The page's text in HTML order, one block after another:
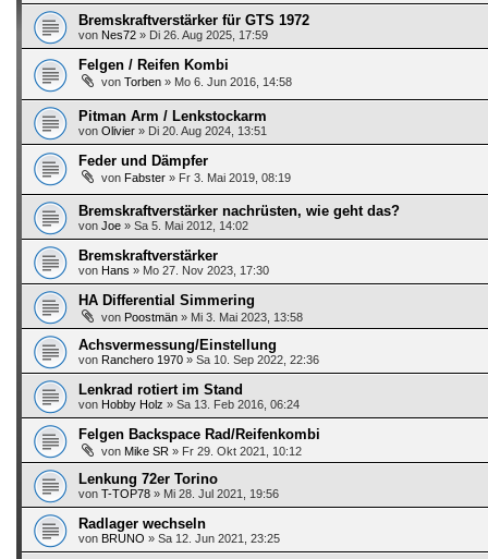
Bremskraftverstärker für GTS 1972
von Nes72 » Di 26. Aug 2025, 17:59
Felgen / Reifen Kombi
von Torben » Mo 6. Jun 2016, 14:58
Pitman Arm / Lenkstockarm
von Olivier » Di 20. Aug 2024, 13:51
Feder und Dämpfer
von Fabster » Fr 3. Mai 2019, 08:19
Bremskraftverstärker nachrüsten, wie geht das?
von Joe » Sa 5. Mai 2012, 14:02
Bremskraftverstärker
von Hans » Mo 27. Nov 2023, 17:30
HA Differential Simmering
von Poostmän » Mi 3. Mai 2023, 13:58
Achsvermessung/Einstellung
von Ranchero 1970 » Sa 10. Sep 2022, 22:36
Lenkrad rotiert im Stand
von Hobby Holz » Sa 13. Feb 2016, 06:24
Felgen Backspace Rad/Reifenkombi
von Mike SR » Fr 29. Okt 2021, 10:12
Lenkung 72er Torino
von T-TOP78 » Mi 28. Jul 2021, 19:56
Radlager wechseln
von BRUNO » Sa 12. Jun 2021, 23:25